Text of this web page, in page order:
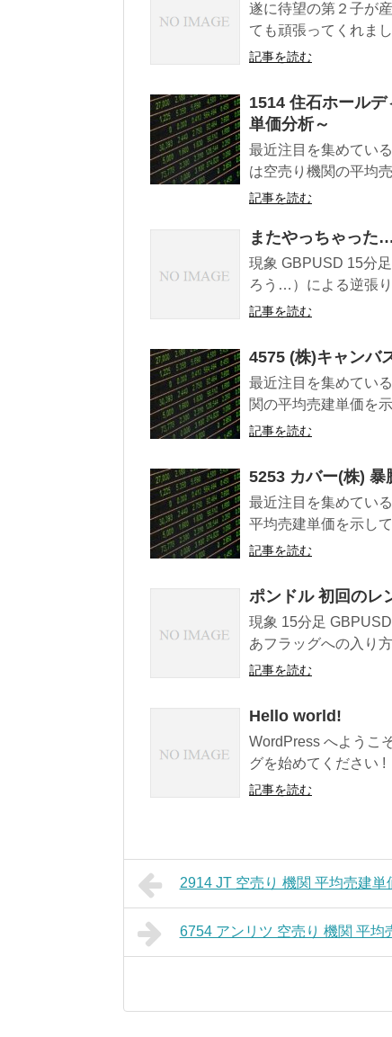
遂に待望の第２子が
ても頑張ってくれま
記事を読む
1514 住石ホール
単価分析～
最近注目を集めてい
は空売り機関の平均
記事を読む
またやっちゃった…
現象 GBPUSD 15分
ろう…）による逆張
記事を読む
4575 (株)キャンバ
最近注目を集めてい
関の平均売建単価を
記事を読む
5253 カバー(株) 暴
最近注目を集めてい
平均売建単価を示し
記事を読む
ポンドル 初回のレ
現象 15分足
あフラッグへの入り
記事を読む
Hello world!
WordPress へようこ
グを始めてください !
記事を読む
2914 JT 空売り 機関 平均売建単
6754 アンリツ 空売り 機関 平均